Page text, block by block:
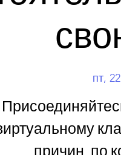
пт,
причин, по